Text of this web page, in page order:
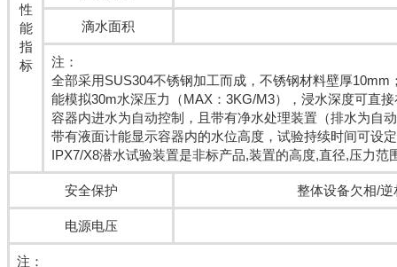
性
能
指
标
滴水面积
注：
全部采用SUS304不锈钢加工而成，不锈钢材料壁厚10mm
能模拟30m水深压力（MAX：3KG/M3），浸水深度可直
容器内进水为自动控制，且带有净水处理装置（排水为自
带有液面计能显示容器内的水位高度，试验持续时间可设
IPX7/X8潜水试验装置是非标产品,装置的高度,直径,压力
安全保护 整体设备欠相/
电源电压
注：